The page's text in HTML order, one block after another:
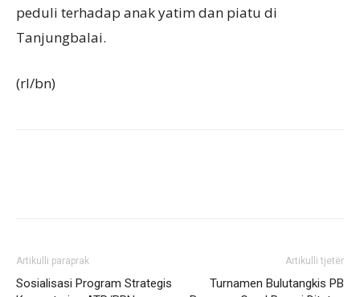
peduli terhadap anak yatim dan piatu di
Tanjungbalai.
(rl/bn)
Artikulli paraprak
Sosialisasi Program Strategis
Artikulli tjetër
Turnamen Bulutangkis PB